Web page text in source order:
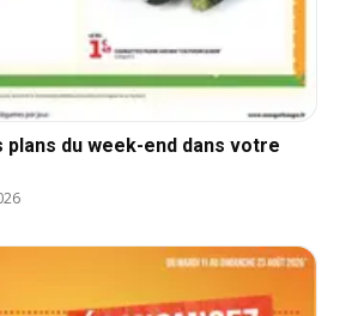
plans du week-end dans votre